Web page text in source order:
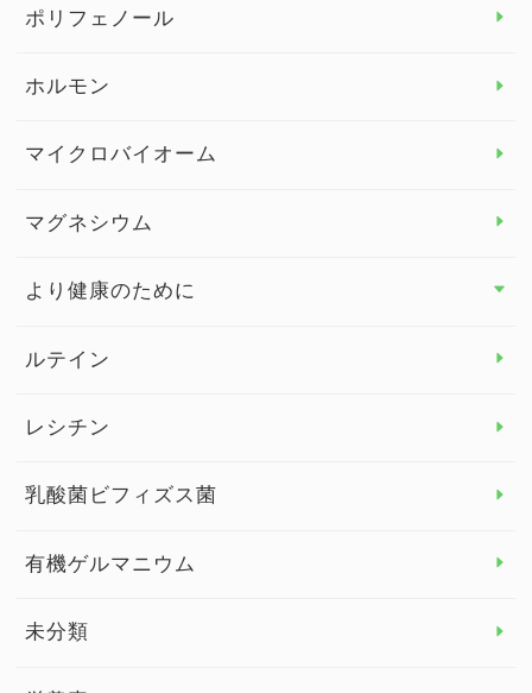
健康セミナー
ビタミン＆ミネラル トップ
ビタミンE
ポリフェノール
ホルモン
マイクロバイオーム
マグネシウム
より健康のために
より健康のために トップ
眼の健康
睡眠
ルテイン
レシチン
乳酸菌ビフィズス菌
有機ゲルマニウム
未分類